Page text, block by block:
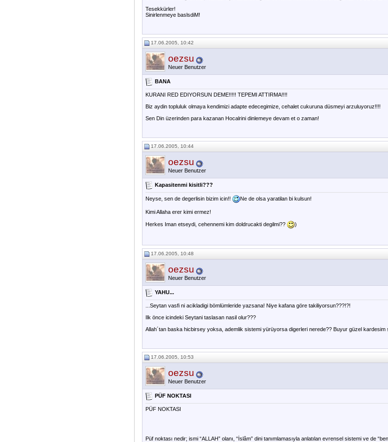
Tesekkürler!
Sinirlenmeye baslsdiM!
17.06.2005, 10:42
oezsu
Neuer Benutzer
BANA
KURANI RED EDIYORSUN DEME!!!!! TEPEMI ATTIRMA!!!!
Biz aydin topluluk olmaya kendimizi adapte edecegimize, cehalet cukuruna düsmeyi arzuluyoruz!!!!
Sen Din üzerinden para kazanan Hocalrini dinlemeye devam et o zaman!
17.06.2005, 10:44
oezsu
Neuer Benutzer
Kapasitenmi kisitli???
Neyse, sen de degerlisin bizim icin!! Ne de olsa yaratilan bi kulsun!
Kimi Allaha erer kimi ermez!
Herkes Iman etseydi, cehennemi kim doldrucakti degilmi?? )
17.06.2005, 10:48
oezsu
Neuer Benutzer
YAHU...
...Seytan vasfi ni acikladigi bömlümleride yazsana! Niye kafana göre takiliyorsun???!?!
Ilk önce icindeki Seytani taslasan nasil olur???
Allah´tan baska hicbirsey yoksa, ademlik sistemi yürüyorsa digerleri nerede?? Buyur güzel kardesim
17.06.2005, 10:53
oezsu
Neuer Benutzer
PÜF NOKTASI
PÜF NOKTASI
Püf noktası nedir; ismi “ALLAH” olanı, “İslâm” dini tanımlamasıyla anlatılan evrensel sistemi ve de